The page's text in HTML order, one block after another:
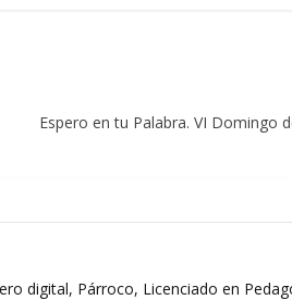
Espero en tu Palabra. VI Domingo
digital, Párroco, Licenciado en